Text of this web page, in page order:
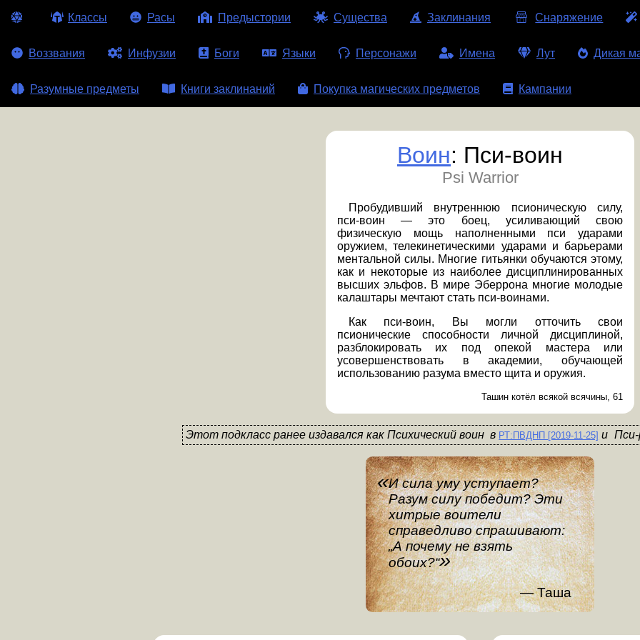
Классы Расы Предыстории Существа Заклинания Снаряжение
Воззвания Инфузии Боги Языки Персонажи Имена Лут Дикая
Разумные предметы Книги заклинаний Покупка магических предметов Кампании
Воин: Пси-воин
Psi Warrior
Пробудивший внутреннюю псионическую силу,
пси-воин — это боец, усиливающий свою
физическую мощь наполненными пси ударами
оружием, телекинетическими ударами и барьерами
ментальной силы. Многие гитьянки обучаются этому,
как и некоторые из наиболее дисциплинированных
высших эльфов. В мире Эберрона многие молодые
калаштары мечтают стать пси-воинами.
Как пси-воин, Вы могли отточить свои
псионические способности личной дисциплиной,
разблокировать их под опекой мастера или
усовершенствовать в академии, обучающей
использованию разума вместо щита и оружия.
Ташин котёл всякой всячины, 61
Этот подкласс ранее издавалсякак Психический воин в РТ:ПВДНП [2019-11-25]
И сила уму уступает?
Разум силу победит? Эти
хитрые воители
справедливо спрашивают:
„А почему не взять
обоих?“
Таша